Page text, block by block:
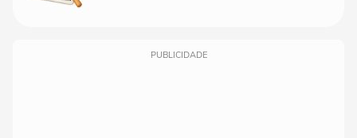
PUBLICIDADE